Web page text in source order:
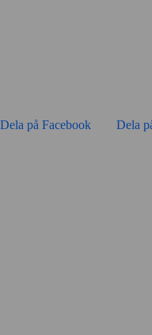
Dela på Facebook Dela